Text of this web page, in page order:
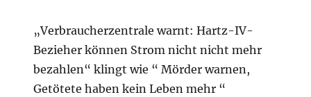
„Verbraucherzentrale warnt: Hartz-IV-
Bezieher können Strom nicht nicht mehr
bezahlen“ klingt wie “ Mörder warnen,
Getötete haben kein Leben mehr “